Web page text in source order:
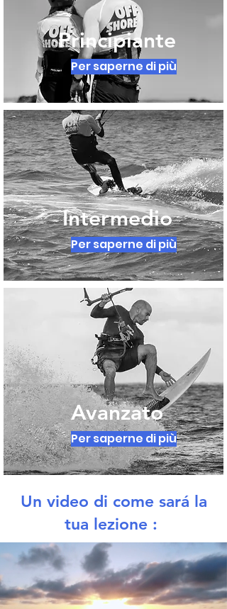
Principiante
Per saperne di più
Intermedio
Per saperne di più
Avanzato
Per saperne di più
Un video di come sará la
tua lezione :